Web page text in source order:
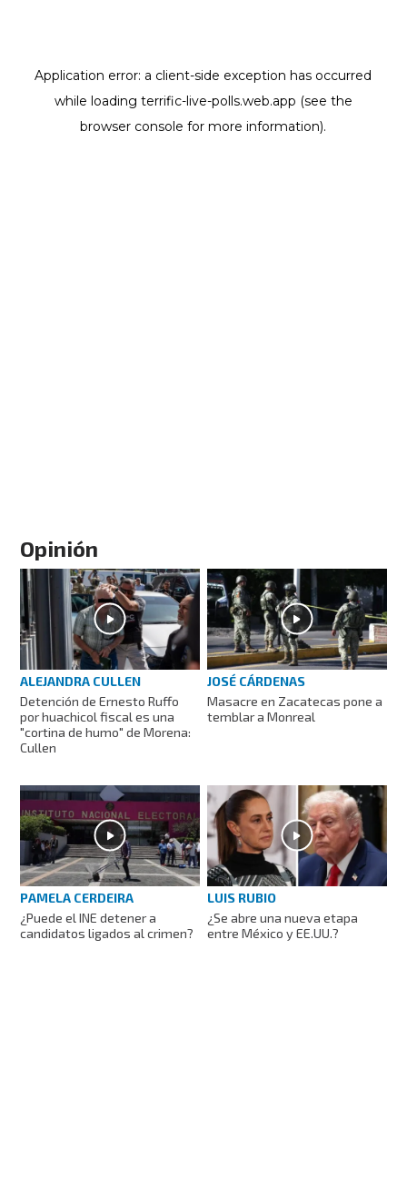
Opinión
ALEJANDRA CULLEN
Detención de Ernesto Ruffo
por huachicol fiscal es una
"cortina de humo" de Morena:
Cullen
JOSÉ CÁRDENAS
Masacre en Zacatecas pone a
temblar a Monreal
PAMELA CERDEIRA
¿Puede el INE detener a
candidatos ligados al crimen?
LUIS RUBIO
¿Se abre una nueva etapa
entre México y EE.UU.?